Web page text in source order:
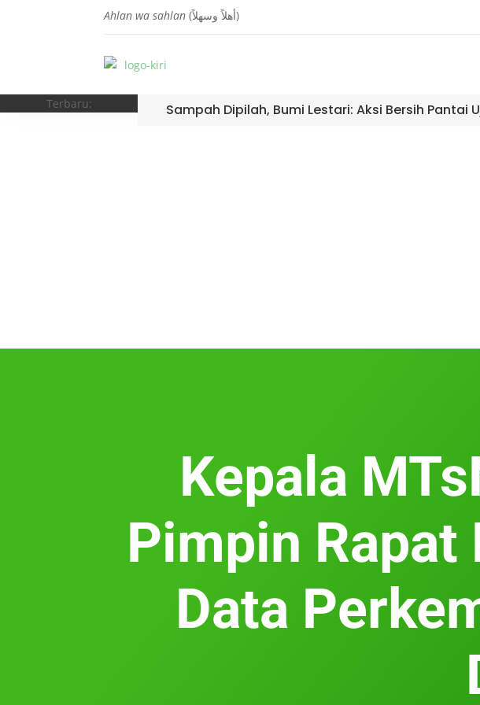
Ahlan wa sahlan (أهلاً وسهلاً)
Terbaru: Sampah Dipilah, Bumi Lestari: Aksi Bersih Pantai
Kepala
Pimpin
Data